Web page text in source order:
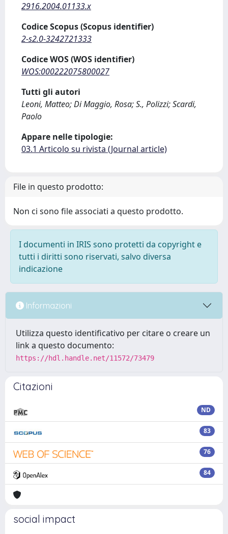
2916.2004.01133.x
Codice Scopus (Scopus identifier)
2-s2.0-3242721333
Codice WOS (WOS identifier)
WOS:000222075800027
Tutti gli autori
Leoni, Matteo; Di Maggio, Rosa; S., Polizzi; Scardi,
Paolo
Appare nelle tipologie:
03.1 Articolo su rivista (Journal article)
File in questo prodotto:
Non ci sono file associati a questo prodotto.
I documenti in IRIS sono protetti da copyright e
tutti i diritti sono riservati, salvo diversa
indicazione
Informazioni
Utilizza questo identificativo per citare o creare un
link a questo documento:
https://hdl.handle.net/11572/73479
Citazioni
ND
83
76
84
social impact